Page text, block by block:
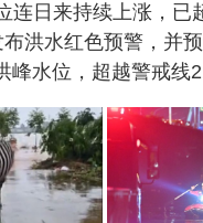
连日来持续上涨，已
洪水红色预警，并
峰水位，超越警戒线